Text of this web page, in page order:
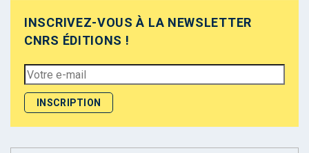
INSCRIVEZ-VOUS À LA NEWSLETTER
CNRS ÉDITIONS !